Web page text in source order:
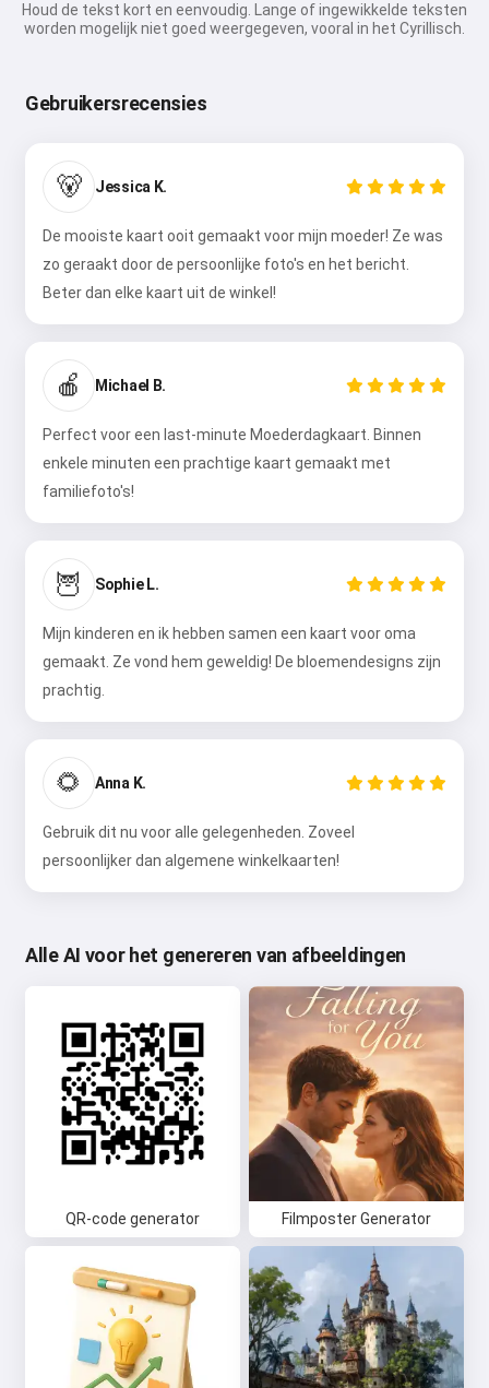
Houd de tekst kort en eenvoudig. Lange of ingewikkelde teksten
worden mogelijk niet goed weergegeven, vooral in het Cyrillisch.
Gebruikersrecensies
🐻 Jessica K.
De mooiste kaart ooit gemaakt voor mijn moeder! Ze was
zo geraakt door de persoonlijke foto's en het bericht.
Beter dan elke kaart uit de winkel!
🍎 Michael B.
Perfect voor een last-minute Moederdagkaart. Binnen
enkele minuten een prachtige kaart gemaakt met
familiefoto's!
🦉 Sophie L.
Mijn kinderen en ik hebben samen een kaart voor oma
gemaakt. Ze vond hem geweldig! De bloemendesigns zijn
prachtig.
🌻 Anna K.
Gebruik dit nu voor alle gelegenheden. Zoveel
persoonlijker dan algemene winkelkaarten!
Alle AI voor het genereren van afbeeldingen
QR-code generator Filmposter Generator